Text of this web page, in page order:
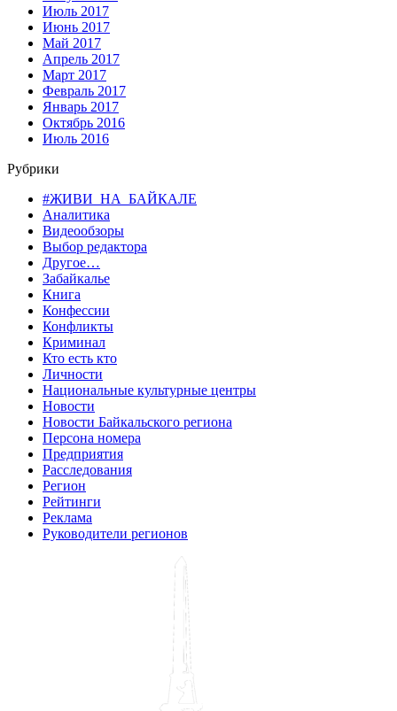
Июль 2017
Июнь 2017
Май 2017
Апрель 2017
Март 2017
Февраль 2017
Январь 2017
Октябрь 2016
Июль 2016
Рубрики
#ЖИВИ_НА_БАЙКАЛЕ
Аналитика
Видеообзоры
Выбор редактора
Другое…
Забайкалье
Книга
Конфессии
Конфликты
Криминал
Кто есть кто
Личности
Национальные культурные центры
Новости
Новости Байкальского региона
Персона номера
Предприятия
Расследования
Регион
Рейтинги
Реклама
Руководители регионов